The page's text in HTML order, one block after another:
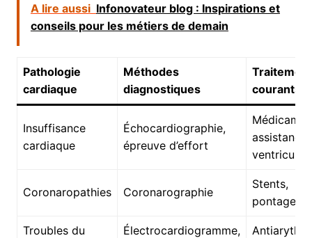
A lire aussi Infonovateur blog : Inspirations et
conseils pour les métiers de demain
Pathologie
cardiaque
Méthodes
diagnostiques
courants
Insuffisance
cardiaque
Échocardiographie,
épreuve d’effort
assistance
Coronaropathies Coronarographie
Stents,
pontages
Troubles du
Électrocardiogramme,